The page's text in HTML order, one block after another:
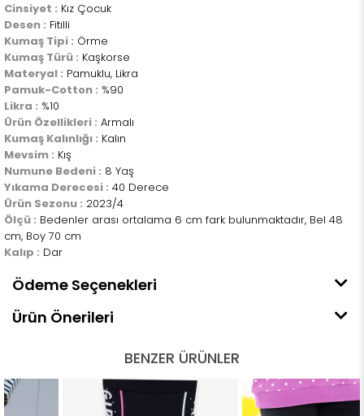
Cinsiyet : Kız Çocuk
Desen : Fitilli
Kumaş Tipi : Örme
Kumaş Türü : Kaşkorse
Materyal : Pamuklu, Likra
Pamuk-Cotton : %90
Likra : %10
Ürün Özellikleri : Armalı
Kumaş Kalınlığı : Kalın
Mevsim : Kış
Numune Bedeni : 8 Yaş
Yıkama Derecesi : 40 Derece
Ürün Sezonu : 2023/4
Ölçü : Bedenler arası ortalama 6 cm fark bulunmaktadır, Bel 48
cm, Boy 70 cm
Kalıp : Dar
Ödeme Seçenekleri
Ürün Önerileri
BENZER ÜRÜNLER